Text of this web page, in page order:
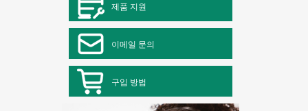
제품 지원
이메일 문의
구입 방법